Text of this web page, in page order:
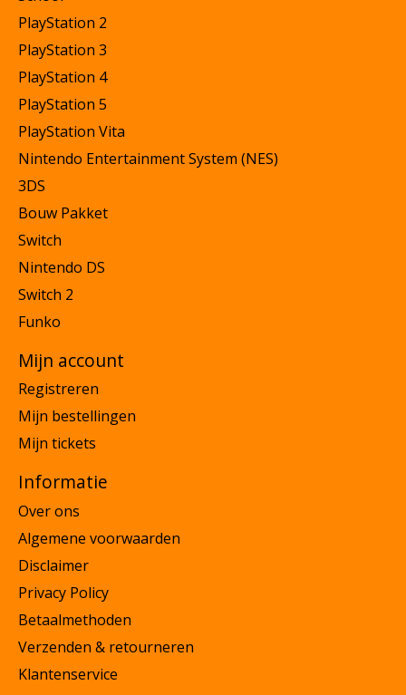
PlayStation 2
PlayStation 3
PlayStation 4
PlayStation 5
PlayStation Vita
Nintendo Entertainment System (NES)
3DS
Bouw Pakket
Switch
Nintendo DS
Switch 2
Funko
Mijn account
Registreren
Mijn bestellingen
Mijn tickets
Informatie
Over ons
Algemene voorwaarden
Disclaimer
Privacy Policy
Betaalmethoden
Verzenden & retourneren
Klantenservice